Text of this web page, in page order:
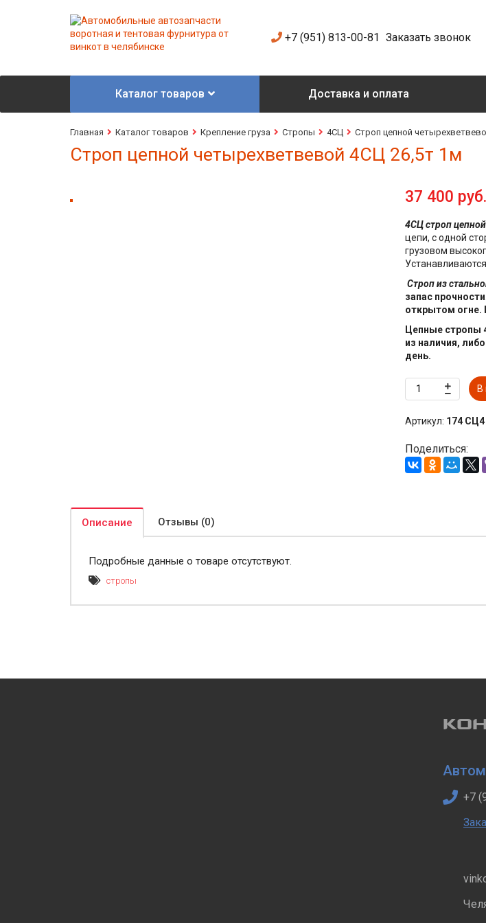
+7 (951) 813-00-81 Заказать звонок
Каталог товаров Доставка и оплата
Главная Каталог товаров Крепление груза Стропы 4СЦ Строп цепной
Строп цепной четырехветвевой 4СЦ 26,5т 1м
37 400 руб.
4СЦ строп
цепи, с одной
грузовом
Строп из
запас прочности
открытом огне.
Цепные стропы
из наличия,
день.
В
Артикул: 174 СЦ4
Поделиться:
Описание Отзывы (0)
Подробные данные о товаре отсутствуют.
стропы
+7